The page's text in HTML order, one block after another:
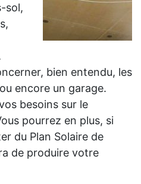
sol,
bien entendu, les
encore un garage.
besoins sur le
pourrez en plus, si
du Plan Solaire de
de produire votre